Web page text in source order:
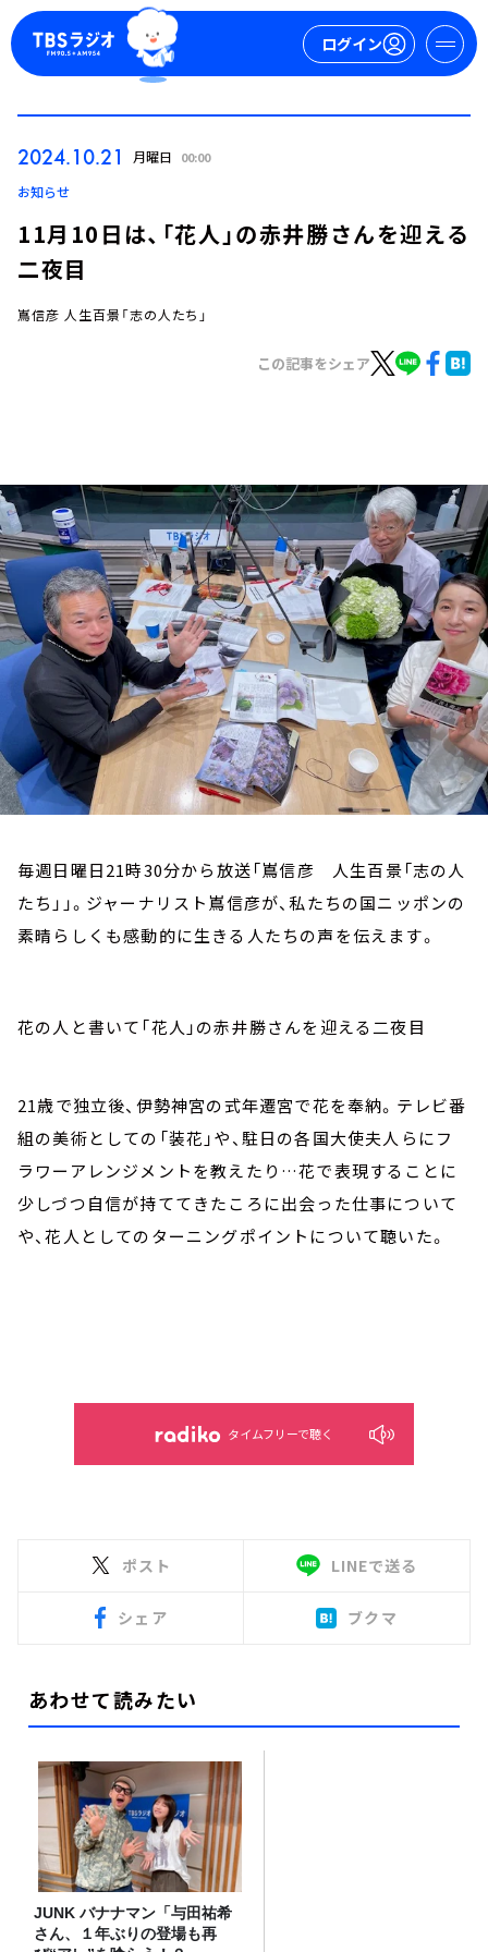
ログイン
お知らせ
イベント・グッズ
YouTube
会社情報
2024.10.21 月曜日 00:00
お知らせ
11月10日は、「花人」の赤井勝さんを迎える
二夜目
嶌信彦 人生百景「志の人たち」
この記事をシェア
毎週日曜日21時30分から放送「嶌信彦 人生百景「志の人
たち」」。ジャーナリスト嶌信彦が、私たちの国ニッポンの
素晴らしくも感動的に生きる人たちの声を伝えます。
花の人と書いて「花人」の赤井勝さんを迎える二夜目
21歳で独立後、伊勢神宮の式年遷宮で花を奉納。テレビ番
組の美術としての「装花」や、駐日の各国大使夫人らにフ
ラワーアレンジメントを教えたり…花で表現することに
少しづつ自信が持ててきたころに出会った仕事について
や、花人としてのターニングポイントについて聴いた。
タイムフリーで聴く
ポスト LINEで送る
シェア ブクマ
あわせて読みたい
JUNK バナナマン「与田祐希
さん、１年ぶりの登場も再